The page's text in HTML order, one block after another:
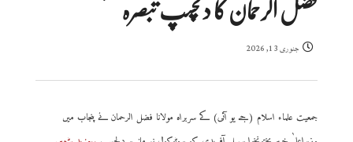
فضل الرحمان کا دلچسپ تبصرہ
جنوری 13, 2026
جمعیت علماء اسلام (جے یو آئی) کے سربراہ مولانا فضل الرحمان نے پنجاب میں